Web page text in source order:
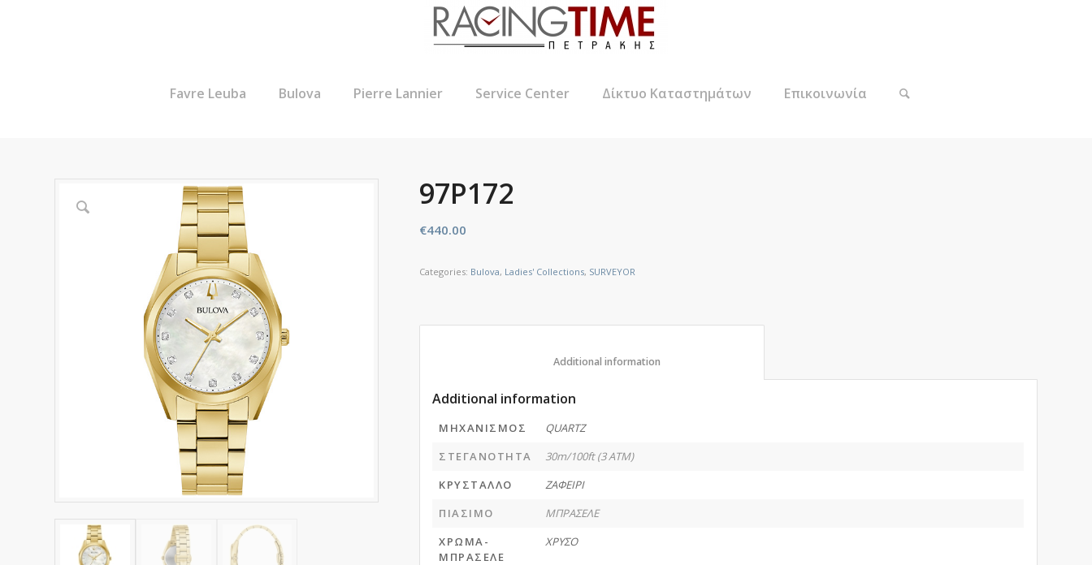
Favre Leuba Bulova Pierre Lannier Service Center Δίκτυο Καταστημάτων Επικοινωνία
97P172
€440.00
Categories: Bulova, Ladies' Collections, SURVEYOR
Additional information
ΜΗΧΑΝΙΣΜΟΣ
QUARTZ
ΣΤΕΓΑΝΟΤΗΤΑ
30m/100ft (3 ATM)
ΚΡΥΣΤΑΛΛΟ
ΖΑΦΕΙΡΙ
ΠΙΑΣΙΜΟ
ΜΠΡΑΣΕΛΕ
ΧΡΩΜΑ-
ΜΠΡΑΣΕΛΕ
ΧΡΥΣΟ